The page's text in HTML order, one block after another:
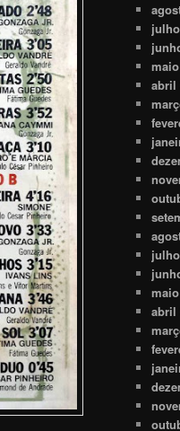
abril
abril